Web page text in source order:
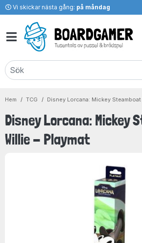
Vi skickar nästa gång: på måndag
Hem TCG Disney Lorcana: Mickey
Disney Lorcana: Mickey
Willie - Playmat